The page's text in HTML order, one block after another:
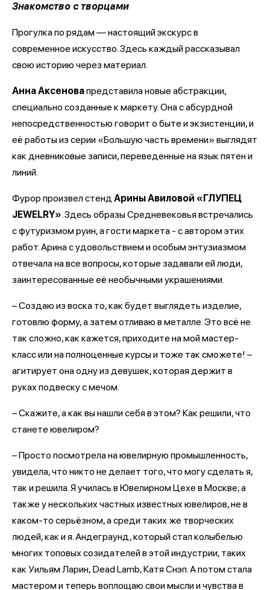
Знакомство с творцами
Прогулка по рядам — настоящий экскурс в
современное искусство. Здесь каждый рассказывал
свою историю через материал.
Анна Аксеновапредставила новые абстракции,
специально созданные к маркету. Она с абсурдной
непосредственностью говорит о быте и экзистенции, и
её работы из серии «Большую часть времени» выглядят
как дневниковые записи, переведенные на язык пятен и
линий.
Фурор произвел стендАрины Авиловой «ГЛУПЕЦ
JEWELRY». Здесь образы Средневековья встречались
с футуризмом руин, а гости маркета - с автором этих
работ. Арина с удовольствием и особым энтузиазмом
отвечала на все вопросы, которые задавали ей люди,
заинтересованные её необычными украшениями.
– Создаю из воска то, как будет выглядеть изделие,
готовлю форму, а затем отливаю в металле. Это всё не
так сложно, как кажется, приходите на мой мастер-
класс или на полноценные курсы и тоже так сможете! –
агитирует она одну из девушек, которая держит в
руках подвеску с мечом.
– Скажите, а как вы нашли себя в этом? Как решили, что
станете ювелиром?
– Просто посмотрела на ювелирную промышленность,
увидела, что никто не делает того, что могу сделать я,
так и решила. Я училась в Ювелирном Цехе в Москве, а
также у нескольких частных известных ювелиров, не в
каком-то серьёзном, а среди таких же творческих
людей, как и я. Андеграунд, который стал колыбелью
многих топовых созидателей в этой индустрии, таких
как Уильям Ларин, Dead Lamb, Катя Снэп. А потом стала
мастером и теперь воплощаю свои мысли и чувства в